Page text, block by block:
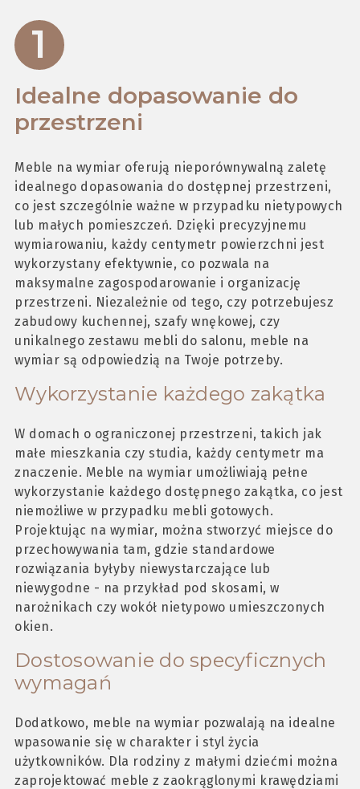
Idealne dopasowanie do
przestrzeni
Meble na wymiar oferują nieporównywalną zaletę
idealnego dopasowania do dostępnej przestrzeni,
co jest szczególnie ważne w przypadku nietypowych
lub małych pomieszczeń. Dzięki precyzyjnemu
wymiarowaniu, każdy centymetr powierzchni jest
wykorzystany efektywnie, co pozwala na
maksymalne zagospodarowanie i organizację
przestrzeni. Niezależnie od tego, czy potrzebujesz
zabudowy kuchennej, szafy wnękowej, czy
unikalnego zestawu mebli do salonu, meble na
wymiar są odpowiedzią na Twoje potrzeby.
Wykorzystanie każdego zakątka
W domach o ograniczonej przestrzeni, takich jak
małe mieszkania czy studia, każdy centymetr ma
znaczenie. Meble na wymiar umożliwiają pełne
wykorzystanie każdego dostępnego zakątka, co jest
niemożliwe w przypadku mebli gotowych.
Projektując na wymiar, można stworzyć miejsce do
przechowywania tam, gdzie standardowe
rozwiązania byłyby niewystarczające lub
niewygodne - na przykład pod skosami, w
narożnikach czy wokół nietypowo umieszczonych
okien.
Dostosowanie do specyficznych
wymagań
Dodatkowo, meble na wymiar pozwalają na idealne
wpasowanie się w charakter i styl życia
użytkowników. Dla rodziny z małymi dziećmi można
zaprojektować meble z zaokrąglonymi krawędziami